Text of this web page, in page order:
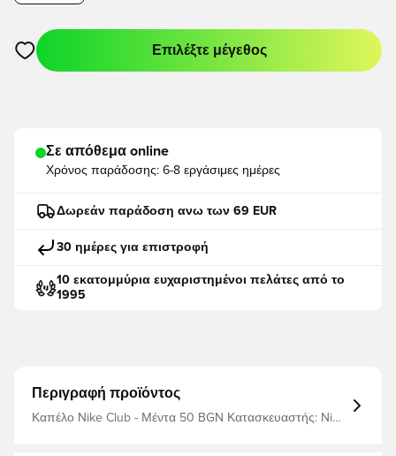
Ανοίγει ένα Modal για να συνδεθείτε ή να εγγραφείτε ως
Επιλέξτε μέγεθος
Σε απόθεμα online
Χρόνος παράδοσης: 6-8 εργάσιμες ημέρες
Δωρεάν παράδοση ανω των 69 EUR
30 ημέρες για επιστροφή
10 εκατομμύρια ευχαριστημένοι πελάτες από το
1995
Περιγραφή προϊόντος
Καπέλο Nike Club - Μέντα 50 BGN Κατασκευαστής: Nike